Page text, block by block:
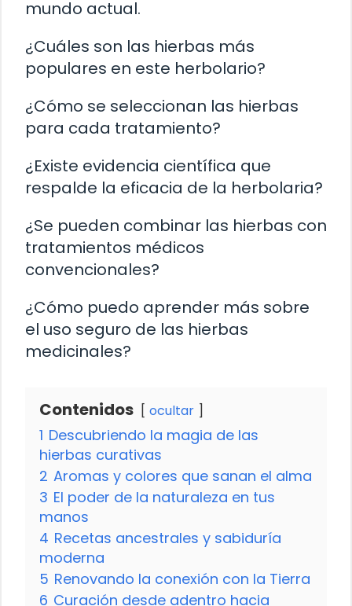
mundo actual.
¿Cuáles son las hierbas más
populares en este herbolario?
¿Cómo se seleccionan las hierbas
para cada tratamiento?
¿Existe evidencia científica que
respalde la eficacia de la herbolaria?
¿Se pueden combinar las hierbas con
tratamientos médicos
convencionales?
¿Cómo puedo aprender más sobre
el uso seguro de las hierbas
medicinales?
Contenidos ocultar
1 Descubriendo la magia de las
hierbas curativas
2 Aromas y colores que sanan el alma
3 El poder de la naturaleza en tus
manos
4 Recetas ancestrales y sabiduría
moderna
5 Renovando la conexión con la Tierra
6 Curación desde adentro hacia